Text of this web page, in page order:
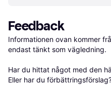
Feedback
Informationen ovan kommer
endast tänkt som vägledning.
Har du hittat något med den
Eller har du